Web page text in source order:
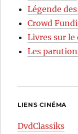
Légende
Crowd
Livres sur le
Les
LIENS CINÉMA
DvdClassiks